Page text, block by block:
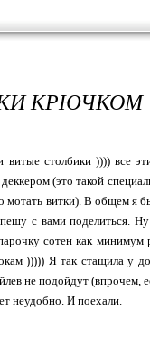
КРЮЧКОМ
столбики )))) все
(это такой
витки). В общем я
с вами поделиться.
сотен как минимум
))))) Я так стащила у
не подойдут (впрочем,
неудобно. И поехали.